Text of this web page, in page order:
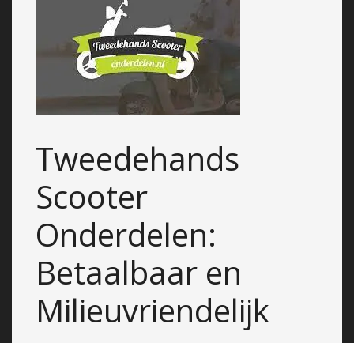
Tweedehands
Scooter
Onderdelen:
Betaalbaar en
Milieuvriendelijk